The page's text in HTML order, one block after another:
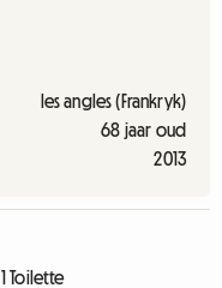
les angles (Frankryk)
68 jaar oud
2013
1 Toilette